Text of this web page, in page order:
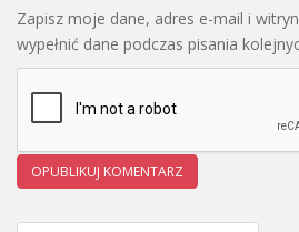
Zapisz moje dane, adres e-mail i
wypełnić dane podczas pisania